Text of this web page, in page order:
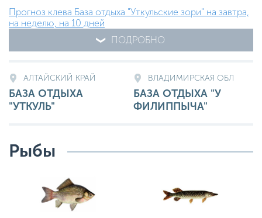
Прогноз клева База отдыха "Уткульские зори" на завтра,
на неделю, на 10 дней
ПОДРОБНО
АЛТАЙСКИЙ КРАЙ
БАЗА ОТДЫХА
"УТКУЛЬ"
ВЛАДИМИРСКАЯ ОБЛ
БАЗА ОТДЫХА "У
ФИЛИППЫЧА"
Рыбы